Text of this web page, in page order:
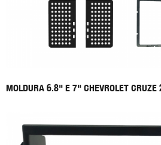
MOLDURA 6.8" E 7" CHEVROLET